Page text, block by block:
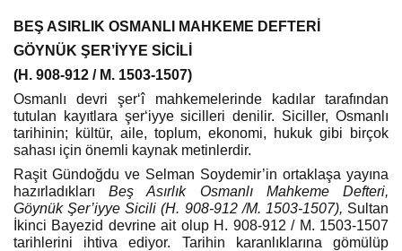
BEŞ ASIRLIK OSMANLI MAHKEME DEFTERİ
GÖYNÜK ŞER’İYYE SİCİLİ
(H. 908-912 / M. 1503-1507)
Osmanlı devri şer‘î mahkemelerinde kadılar tarafından
tutulan kayıtlara şer‘iyye sicilleri denilir. Siciller, Osmanlı
tarihinin; kültür, aile, toplum, ekonomi, hukuk gibi birçok
sahası için önemli kaynak metinlerdir.
Raşit Gündoğdu ve Selman Soydemir’in ortaklaşa yayına
hazırladıklarıBeş Asırlık Osmanlı Mahkeme Defteri,
Göynük Şer’iyye Sicili (H. 908-912 /M. 1503-1507), Sultan
İkinci Bayezid devrine ait olup H. 908-912 / M. 1503-1507
tarihlerini ihtiva ediyor. Tarihin karanlıklarına gömülüp